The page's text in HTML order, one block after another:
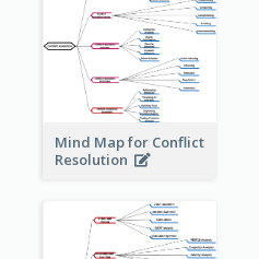
Mind Map for Conflict
Resolution